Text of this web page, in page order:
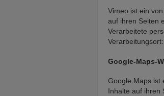
Vimeo ist ein
auf ihren Seiten
Verarbeitete
Google-Maps-
Google Maps ist
Inhalte auf ihren